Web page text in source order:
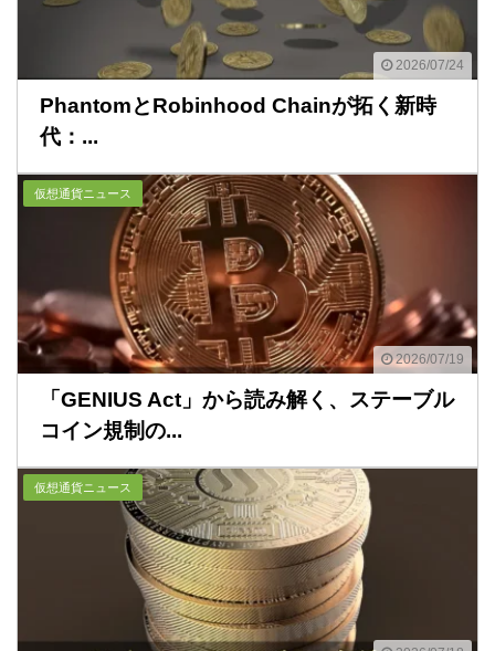
2026/07/24
PhantomとRobinhood Chainが拓く新時
代：...
2026/07/19
仮想通貨ニュース
「GENIUS Act」から読み解く、ステーブル
コイン規制の...
仮想通貨ニュース